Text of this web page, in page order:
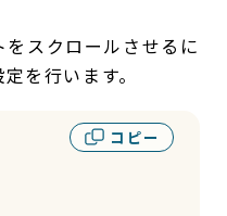
スクロールさせるに
を行います。
コピー